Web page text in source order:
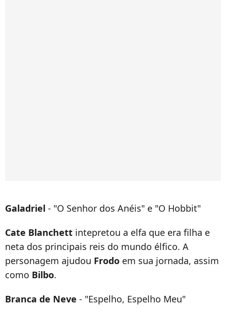
Galadriel - "O Senhor dos Anéis" e "O Hobbit"
Cate Blanchett intepretou a elfa que era filha e
neta dos principais reis do mundo élfico. A
personagem ajudou Frodo em sua jornada, assim
como Bilbo.
Branca de Neve - "Espelho, Espelho Meu"